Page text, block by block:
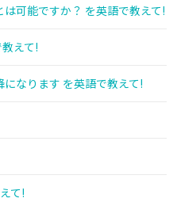
可能ですか？ を英語で教えて!
えて!
なります を英語で教えて!
て!